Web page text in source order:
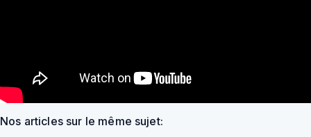
Nos articles sur le même sujet: